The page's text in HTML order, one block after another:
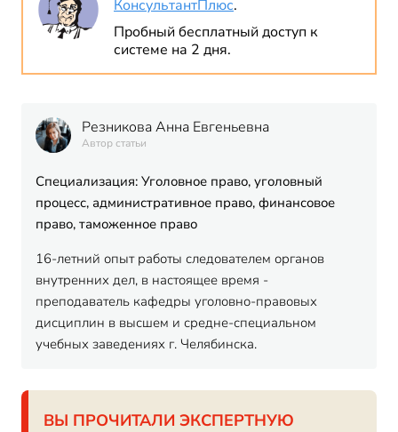
КонсультантПлюс.
Пробный бесплатный доступ к
системе на 2 дня.
Резникова Анна Евгеньевна
Автор статьи
Специализация: Уголовное право, уголовный
процесс, административное право, финансовое
право, таможенное право
16-летний опыт работы следователем органов
внутренних дел, в настоящее время -
преподаватель кафедры уголовно-правовых
дисциплин в высшем и средне-специальном
учебных заведениях г. Челябинска.
ВЫ ПРОЧИТАЛИ ЭКСПЕРТНУЮ